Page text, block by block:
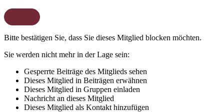
Bitte bestätigen Sie, dass Sie dieses Mitglied blocken möchten.
Sie werden nicht mehr in der Lage sein:
Gesperrte Beiträge des Mitglieds sehen
Dieses Mitglied in Beiträgen erwähnen
Dieses Mitglied in Gruppen einladen
Nachricht an dieses Mitglied
Dieses Mitglied als Kontakt hinzufügen